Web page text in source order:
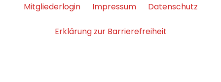
Mitgliederlogin Impressum Datenschutz
Erklärung zur Barrierefreiheit